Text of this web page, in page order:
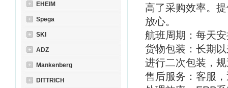
EHEIM
Spega
SKI
ADZ
Mankenberg
DITTRICH
高了采购效率。
放心。
航班周期：每天
货物包装：长期
进行二次包装，
售后服务：客服